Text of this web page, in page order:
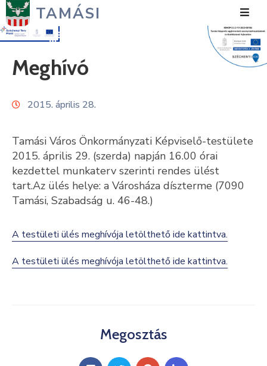
TAMÁSI
Városunk
Önkormányzat
Hivatal
Közérdekű
Turizmus
Meghívó
2015. április 28.
Tamási Város Önkormányzati Képviselő-testülete
2015. április 29. (szerda) napján 16.00 órai
kezdettel munkaterv szerinti rendes ülést
tart.Az ülés helye: a Városháza díszterme (7090
Tamási, Szabadság u. 46-48.)
A testületi ülés meghívója letölthető ide kattintva.
A testületi ülés meghívója letölthető ide kattintva.
Megosztás